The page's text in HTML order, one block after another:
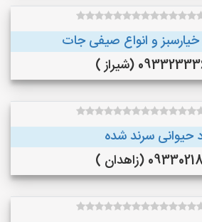
و انواع صیفی جات
(شیراز )
حیوانی سرند شده
(زاهدان )